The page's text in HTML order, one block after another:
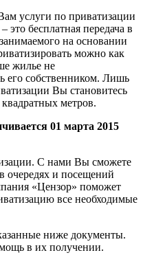
услуги по приватизации
это бесплатная передача в
на основании
можно как
жилье не
его собственником. Лишь
Вы становитесь
метров.
01 марта 2015
С нами Вы сможете
очередях и посещений
«Цензор» поможет
все необходимые
ниже документы.
в их получении.